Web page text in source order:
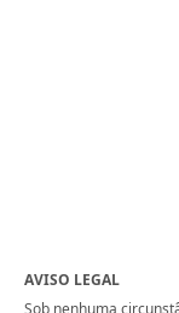
AVISO LEGAL
Sob nenhuma